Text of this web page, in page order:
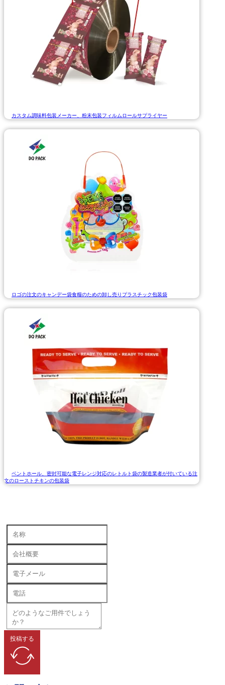
カスタム調味料包装メーカー、粉末包装フィルムロールサプライヤー
ロゴの注文のキャンデー袋食糧のための卸し売りプラスチック包装袋
ベントホール、密封可能な電子レンジ対応のレトルト袋の製造業者が付いている注
文のローストチキンの包装袋
投稿する